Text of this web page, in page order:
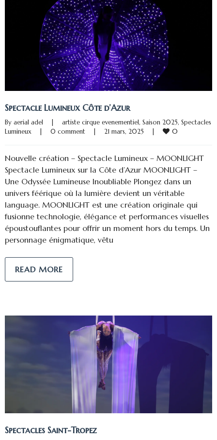
Spectacle Lumineux Côte d’Azur
By aerial adel artiste cirque evenementiel, Saison 2025, Spectacles
Lumineux
0 comment 21 mars, 2025 0
Nouvelle création – Spectacle Lumineux – MOONLIGHT
Spectacle Lumineux sur la Côte d’Azur MOONLIGHT –
Une Odyssée Lumineuse Inoubliable Plongez dans un
univers féérique où la lumière devient un véritable
language. MOONLIGHT est une création originale qui
fusionne technologie, élégance et performances visuelles
époustouflantes pour offrir un moment hors du temps. Un
personnage énigmatique, vêtu
READ MORE
Spectacles Saint-Tropez